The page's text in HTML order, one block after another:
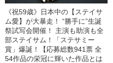
《祝59歳》日本中の【ステイサ
ム愛】が大暴走！ “勝手に”生誕
祭試写会開催！ 主演も助演も全
部ステイサム！「ステサミー
賞」爆誕！【応募総数941票 全
54作品の栄冠に輝いた作品とは